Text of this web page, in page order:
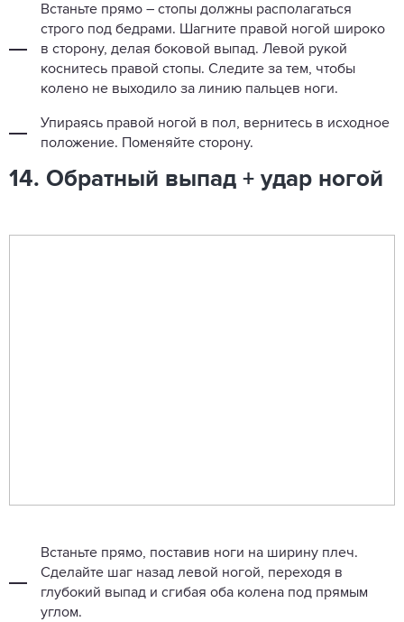
Встаньте прямо – стопы должны располагаться
строго под бедрами. Шагните правой ногой широко
в сторону, делая боковой выпад. Левой рукой
коснитесь правой стопы. Следите за тем, чтобы
колено не выходило за линию пальцев ноги.
Упираясь правой ногой в пол, вернитесь в исходное
положение. Поменяйте сторону.
14. Обратный выпад + удар ногой
Встаньте прямо, поставив ноги на ширину плеч.
Сделайте шаг назад левой ногой, переходя в
глубокий выпад и сгибая оба колена под прямым
углом.